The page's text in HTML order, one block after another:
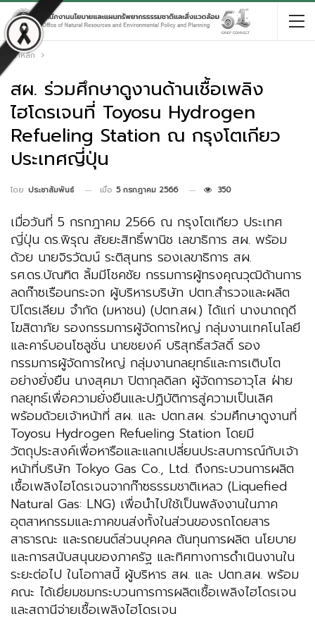
หน้าหลัก
สผ. ร่วมศึกษาดูงานด้านเชื้อเพลิง
ไฮโดรเจนที่ Toyosu Hydrogen
Refueling Station ณ กรุงโตเกียว
ประเทศญี่ปุ่น
โดย ประชาสัมพันธ์ เมื่อ 5 กรกฎาคม 2566 350
เมื่อวันที่ 5 กรกฎาคม 2566 ณ กรุงโตเกียว ประเทศ
ญี่ปุ่น ดร.พิรุณ สัยยะสิทธิ์พานิช เลขาธิการ สผ. พร้อม
ด้วย นายจิรวัฒน์ ระติสุนทร รองเลขาธิการ สผ.
รศ.ดร.บัณฑิต ลิ้มมีโชคชัย กรรมการผู้ทรงคุณวุฒิด้านการ
ลดก๊าซเรือนกระจก ผู้บริหารบริษัท ปตท.สำรวจและผลิต
ปิโตรเลียม จำกัด (มหาชน) (ปตท.สผ.) ได้แก่ นางนาถฤดี
โฆสิตาภัย รองกรรมการผู้จัดการใหญ่ กลุ่มงานเทคโนโลยี
และคาร์บอนโซลูชั่น นายชยงค์ บริสุทธิ์สวัสดิ์ รอง
กรรมการผู้จัดการใหญ่ กลุ่มงานกลยุทธ์และการเติบโต
อย่างยั่งยืน นางสุศมา ปิตากุลดิลก ผู้จัดการอาวุโส ฝ่าย
กลยุทธ์เพื่อความยั่งยืนและปฏิบัติการสู่ความเป็นเลิศ
พร้อมด้วยเจ้าหน้าที่ สผ. และ ปตท.สผ. ร่วมศึกษาดูงานที่
Toyosu Hydrogen Refueling Station โดยมี
วัตถุประสงค์เพื่อหารือและแลกเปลี่ยนประสบการณ์กับเจ้า
หน้าที่บริษัท Tokyo Gas Co., Ltd. ถึงกระบวนการผลิต
เชื้อเพลิงไฮโดรเจนจากก๊าซธรรมชาติเหลว (Liquefied
Natural Gas: LNG) เพื่อนำไปใช้เป็นพลังงานในภาค
อุตสาหกรรมและภาคขนส่งทั้งในส่วนของรถโดยสาร
สาธารณะ และรถยนต์ส่วนบุคคล ต้นทุนการผลิต นโยบาย
และการสนับสนุนของภาครัฐ และทิศทางการดำเนินงานใน
ระยะต่อไป ในโอกาสนี้ ผู้บริหาร สผ. และ ปตท.สผ. พร้อม
คณะ ได้เยี่ยมชมกระบวนการการผลิตเชื้อเพลิงไฮโดรเจน
และสถานีจ่ายเชื้อเพลิงไฮโดรเจน